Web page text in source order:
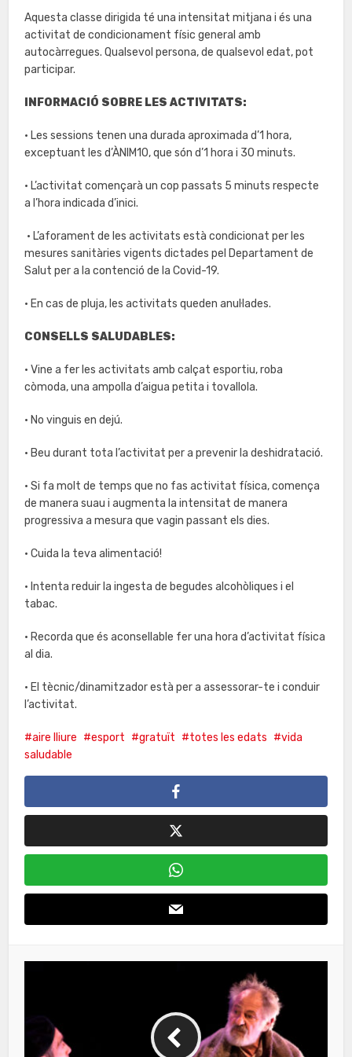
Aquesta classe dirigida té una intensitat mitjana i és una
activitat de condicionament físic general amb
autocàrregues. Qualsevol persona, de qualsevol edat, pot
participar.
INFORMACIÓ SOBRE LES ACTIVITATS:
• Les sessions tenen una durada aproximada d’1 hora,
exceptuant les d’ÀNIM10, que són d’1 hora i 30 minuts.
• L’activitat començarà un cop passats 5 minuts respecte
a l’hora indicada d’inici.
• L’aforament de les activitats està condicionat per les
mesures sanitàries vigents dictades pel Departament de
Salut per a la contenció de la Covid-19.
• En cas de pluja, les activitats queden anul·lades.
CONSELLS SALUDABLES:
• Vine a fer les activitats amb calçat esportiu, roba
còmoda, una ampolla d’aigua petita i tovallola.
• No vinguis en dejú.
• Beu durant tota l’activitat per a prevenir la deshidratació.
• Si fa molt de temps que no fas activitat física, comença
de manera suau i augmenta la intensitat de manera
progressiva a mesura que vagin passant els dies.
• Cuida la teva alimentació!
• Intenta reduir la ingesta de begudes alcohòliques i el
tabac.
• Recorda que és aconsellable fer una hora d’activitat física
al dia.
• El tècnic/dinamitzador està per a assessorar-te i conduir
l’activitat.
aire lliure esport gratuït totes les edats
vida
saludable